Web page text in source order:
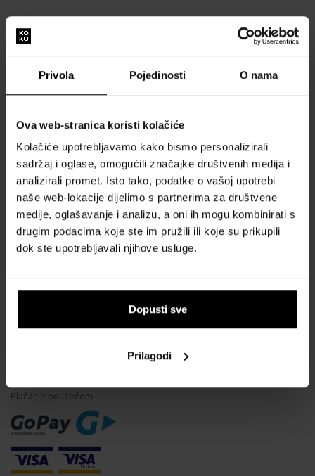
Privola Pojedinosti O nama
Ova web-stranica koristi kolačiće
Kolačiće upotrebljavamo kako bismo personalizirali
sadržaj i oglase, omogućili značajke društvenih medija i
analizirali promet. Isto tako, podatke o vašoj upotrebi
naše web-lokacije dijelimo s partnerima za društvene
medije, oglašavanje i analizu, a oni ih mogu kombinirati s
drugim podacima koje ste im pružili ili koje su prikupili
dok ste upotrebljavali njihove usluge.
Dopusti sve
Prilagodi
SVE O KUPNJI
Opći uvjeti poslovanja
Zaštita privatnosti
Kada ću dobiti naručenu robu?
Zašto parfemi i satovi od nas?
Što je tester parfema?
Vodootpornost satova
Često postavljana pitanja
Zašto se registrirati?
Plaćanje pouzećem